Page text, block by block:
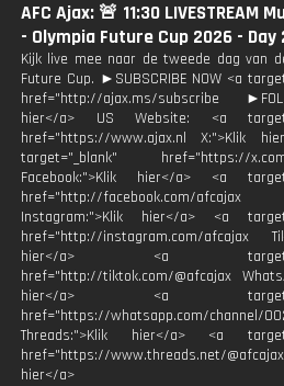
AFC Ajax: 🚨 11:30 LIVESTREAM
- Olympia Future Cup 2026 - Day
Kijk live mee naar de tweede dag van
Future Cup. ►SUBSCRIBE NOW <a
href="http://ajax.ms/subscribe
hier</a> US Website: <a
href="https://www.ajax.nl X:">Klik
target="_blank" href="https://x.com/
Facebook:">Klik hier</a> <a
href="http://facebook.com/afcajax
Instagram:">Klik hier</a> <a
href="http://instagram.com/afcajax
hier</a> <a
href="http://tiktok.com/@afcajax
hier</a> <a
href="https://whatsapp.com/channel/
Threads:">Klik hier</a> <a
href="https://www.threads.net/
hier</a>